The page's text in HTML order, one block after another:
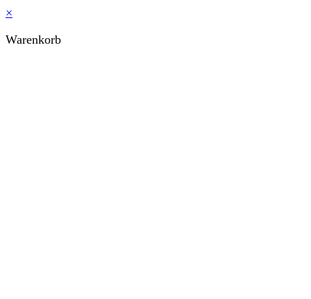
×
Warenkorb